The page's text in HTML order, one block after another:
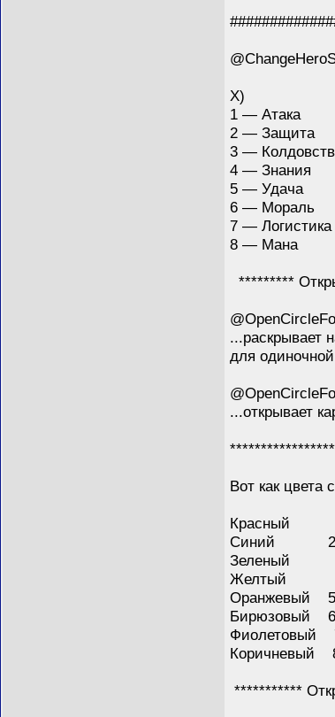
X)
1 — Атака
2 — Защита
3 —
4 — Знания
5 — Удача
6 — Мораль
7 — Логистика
8 — Мана
*********
...раскрывает
для
...открывает
Вот как цвета
Красный
Синий 2
Зеленый
Желтый
Оранжевый 5
Бирюзовый 6
Фиолетовый
Коричневый
***********